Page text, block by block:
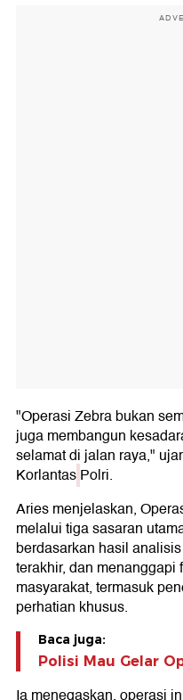
"Operasi Zebra bukan
juga membangun
selamat di jalan raya,"
KorlantasPolri.
Aries menjelaskan,
melalui tiga sasaran
berdasarkan hasil
terakhir, dan
masyarakat, termasuk
perhatian khusus.
Baca juga:
Polisi Mau Gelar